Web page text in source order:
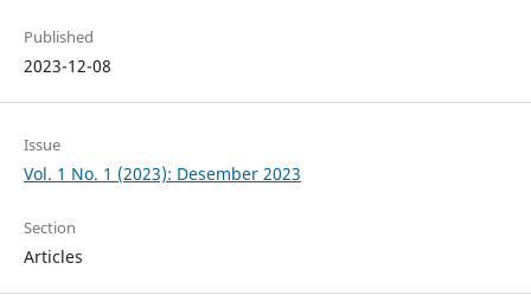
Published
2023-12-08
Issue
Vol. 1 No. 1 (2023): Desember 2023
Section
Articles